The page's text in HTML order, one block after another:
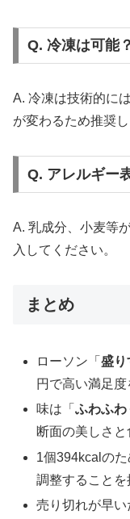
Q. 冷凍は可能？
A. 冷凍は技術的に
が変わるため推奨し
Q. アレルギー
A. 乳成分、小麦等
入してください。
まとめ
ローソン「盛り
円で高い満足度
味は「ふわふわ
断面の美しさと
1個394kcalの
調整することを
売り切れが早